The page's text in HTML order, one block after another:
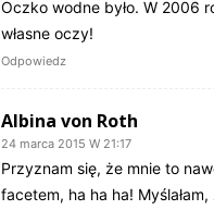
Oczko wodne było. W 2006
własne oczy!
Odpowiedz
Albina von Roth
24 marca 2015 W 21:17
Przyznam się, że mnie to
facetem, ha ha ha!